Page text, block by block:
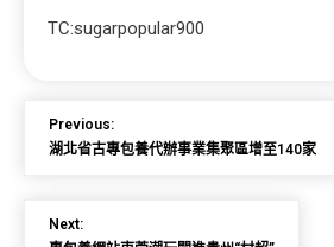
TC:sugarpopular900
Previous:
湖北省古專包養代辦事業集聚區增至140家
Next: